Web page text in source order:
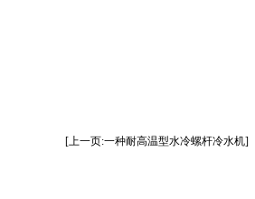
[上一页:一种耐高温型水冷螺杆冷水机]